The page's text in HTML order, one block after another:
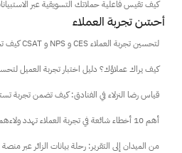
كيف تقيس فاعلية حملاتك التسويقية عبر
كيف تختار بين CSAT و NPS و CES لتحسين تجربة العملاء
كيف يراك عملاؤك؟ دليل اختبار تجربة العميل
قياس رضا النزلاء في الفنادق: كيف تضمن تجربة
أهم 10 أخطاء شائعة في تجربة العملاء تهدد ولاءهم
من الميدان إلى التقرير: رحلة بيانات الزائر عبر